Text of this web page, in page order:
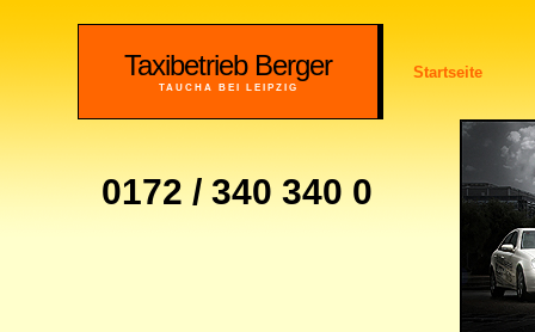
Taxibetrieb Berger
TAUCHA BEI LEIPZIG
Startseite
0172 / 340 340 0